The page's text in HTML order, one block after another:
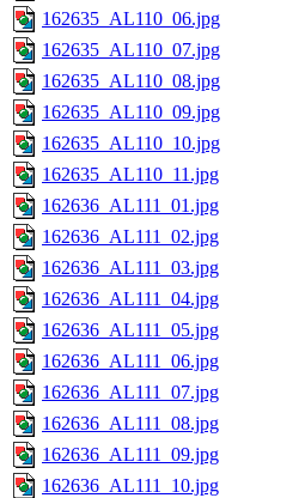
162635_AL110_06.jpg
162635_AL110_07.jpg
162635_AL110_08.jpg
162635_AL110_09.jpg
162635_AL110_10.jpg
162635_AL110_11.jpg
162636_AL111_01.jpg
162636_AL111_02.jpg
162636_AL111_03.jpg
162636_AL111_04.jpg
162636_AL111_05.jpg
162636_AL111_06.jpg
162636_AL111_07.jpg
162636_AL111_08.jpg
162636_AL111_09.jpg
162636_AL111_10.jpg